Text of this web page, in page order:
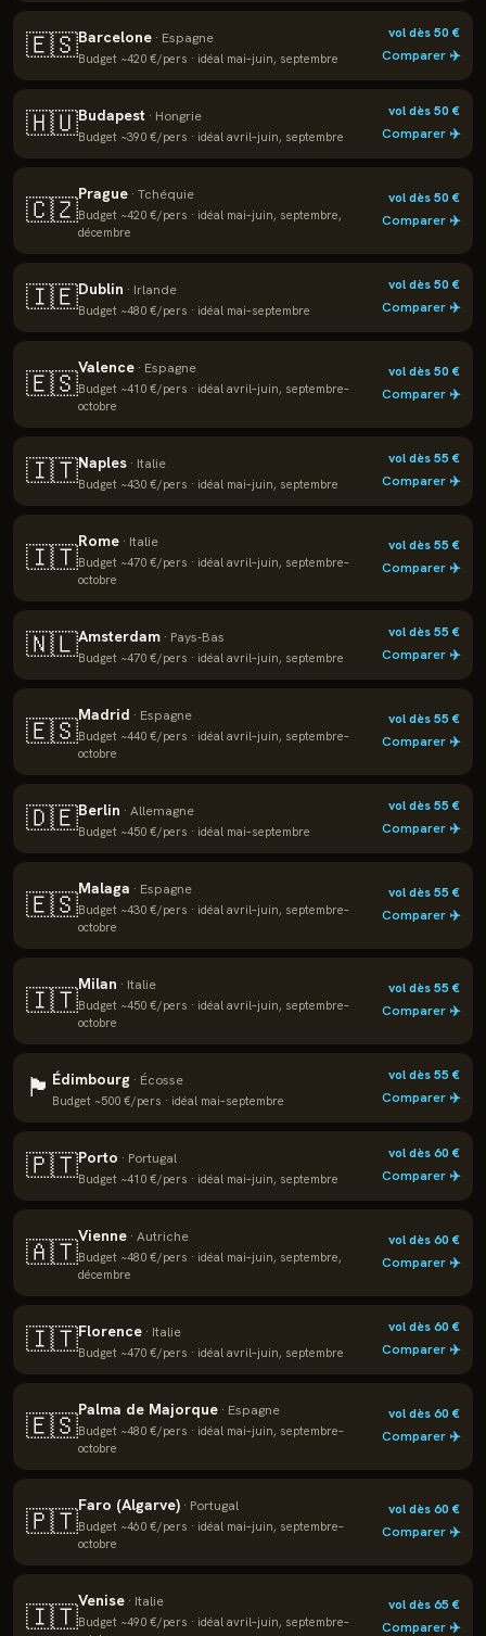
🇪🇸Barcelone · Espagne
Budget ~420 €/pers · idéal mai–juin, septembre
vol dès50€
Comparer ✈️
🇭🇺Budapest · Hongrie
Budget ~390 €/pers · idéal avril–juin, septembre
vol dès50€
Comparer ✈️
🇨🇿Prague · Tchéquie
Budget ~420 €/pers · idéal mai–juin, septembre,
décembre
vol dès50€
Comparer ✈️
🇮🇪Dublin · Irlande
Budget ~480 €/pers · idéal mai–septembre
vol dès50€
Comparer ✈️
🇪🇸Valence · Espagne
Budget ~410 €/pers · idéal avril–juin, septembre–
octobre
vol dès50€
Comparer ✈️
🇮🇹Naples · Italie
Budget ~430 €/pers · idéal mai–juin, septembre
vol dès55 €
Comparer ✈️
🇮🇹Rome · Italie
Budget ~470 €/pers · idéal avril–juin, septembre–
octobre
vol dès55 €
Comparer ✈️
🇳🇱Amsterdam · Pays-Bas
Budget ~470 €/pers · idéal avril–juin, septembre
vol dès55 €
Comparer ✈️
🇪🇸Madrid · Espagne
Budget ~440 €/pers · idéal avril–juin, septembre–
octobre
vol dès55 €
Comparer ✈️
🇩🇪Berlin · Allemagne
Budget ~450 €/pers · idéal mai–septembre
vol dès55 €
Comparer ✈️
🇪🇸Malaga · Espagne
Budget ~430 €/pers · idéal avril–juin, septembre–
octobre
vol dès55 €
Comparer ✈️
🇮🇹Milan · Italie
Budget ~450 €/pers · idéal avril–juin, septembre–
octobre
vol dès55 €
Comparer ✈️
🏴 Édimbourg · Écosse
Budget ~500 €/pers · idéal mai–septembre
vol dès55 €
Comparer ✈️
🇵🇹Porto · Portugal
Budget ~410 €/pers · idéal mai–juin, septembre
vol dès60€
Comparer ✈️
🇦🇹Vienne · Autriche
Budget ~480 €/pers · idéal mai–juin, septembre,
décembre
vol dès60€
Comparer ✈️
🇮🇹Florence · Italie
Budget ~470 €/pers · idéal avril–juin, septembre
vol dès60€
Comparer ✈️
🇪🇸Palma de Majorque · Espagne
Budget ~480 €/pers · idéal mai–juin, septembre–
octobre
vol dès60€
Comparer ✈️
🇵🇹Faro (Algarve) · Portugal
Budget ~460 €/pers · idéal mai–juin, septembre–
octobre
vol dès60€
Comparer ✈️
🇮🇹Venise · Italie
Budget ~490 €/pers · idéal avril–juin, septembre–
vol dès65 €
Comparer ✈️